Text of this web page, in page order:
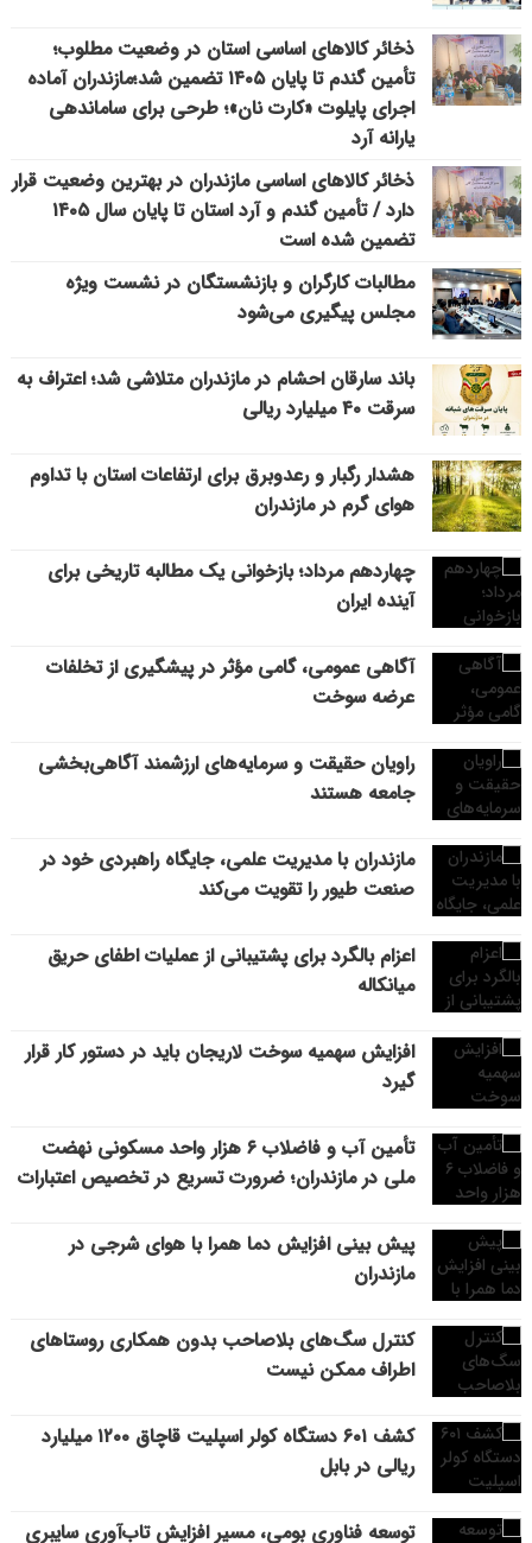
ذخائر کالاهای اساسی استان در وضعیت مطلوب؛
تأمین گندم تا پایان ۱۴۰۵ تضمین شد؛مازندران آماده
اجرای پایلوت «کارت نان»؛ طرحی برای ساماندهی
یارانه آرد
ذخائر کالاهای اساسی مازندران در بهترین وضعیت قرار
دارد / تأمین گندم و آرد استان تا پایان سال ۱۴۰۵
تضمین شده است
مطالبات کارگران و بازنشستگان در نشست ویژه
مجلس پیگیری می‌شود
باند سارقان احشام در مازندران متلاشی شد؛ اعتراف به
سرقت ۴۰ میلیارد ریالی
هشدار رگبار و رعدوبرق برای ارتفاعات استان با تداوم
هوای گرم در مازندران
چهاردهم مرداد؛ بازخوانی یک مطالبه تاریخی برای
آینده ایران
آگاهی عمومی، گامی مؤثر در پیشگیری از تخلفات
عرضه سوخت
راویان حقیقت و سرمایه‌های ارزشمند آگاهی‌بخشی
جامعه هستند
مازندران با مدیریت علمی، جایگاه راهبردی خود در
صنعت طیور را تقویت می‌کند
اعزام بالگرد برای پشتیبانی از عملیات اطفای حریق
میانکاله
افزایش سهمیه سوخت لاریجان باید در دستور کار قرار
گیرد
تأمین آب و فاضلاب ۶ هزار واحد مسکونی نهضت
ملی در مازندران؛ ضرورت تسریع در تخصیص اعتبارات
پیش بینی افزایش دما همرا با هوای شرجی در
مازندران
کنترل سگ‌های بلاصاحب بدون همکاری روستاهای
اطراف ممکن نیست
کشف ۶۰۱ دستگاه کولر اسپلیت قاچاق ۱۲۰۰ میلیارد
ریالی در بابل
توسعه فناوری بومی، مسیر افزایش تاب‌آوری سایبری